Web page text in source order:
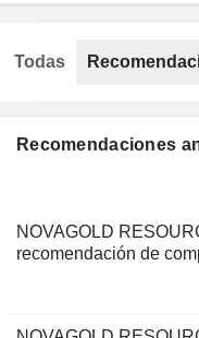
Recomendaciones
NOVAGOLD
recomendación de
Todas